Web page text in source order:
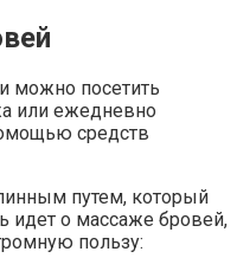
можно посетить
или ежедневно
средств
путем, который
идет о массаже бровей,
пользу: